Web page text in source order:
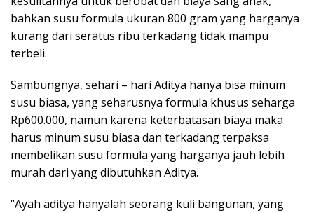
bahkan susu formula ukuran 800 gram yang harganya
kurang dari seratus ribu terkadang tidak mampu
terbeli.
Sambungnya, sehari – hari Aditya hanya bisa minum
susu biasa, yang seharusnya formula khusus seharga
Rp600.000, namun karena keterbatasan biaya maka
harus minum susu biasa dan terkadang terpaksa
membelikan susu formula yang harganya jauh lebih
murah dari yang dibutuhkan Aditya.
“Ayah aditya hanyalah seorang kuli bangunan, yang